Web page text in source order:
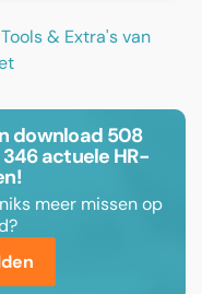
download 508
actuele HR-
meer missen op